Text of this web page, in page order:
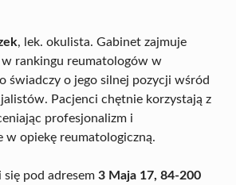
, lek. okulista. Gabinet zajmuje
w rankingu reumatologów w
świadczy o jego silnej pozycji wśród
Pacjenci chętnie korzystają z
profesjonalizm i
w opiekę reumatologiczną.
pod adresem 3 Maja 17, 84-200